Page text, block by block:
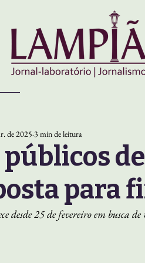
para
de 2025 3 min de leitura
desde 25 de fevereiro em busca